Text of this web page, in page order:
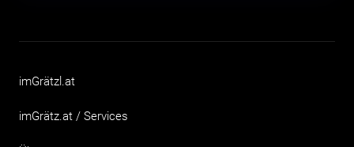
imGrätzl.at
imGrätz.at / Services